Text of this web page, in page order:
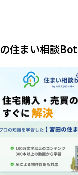
住まい相談Bot